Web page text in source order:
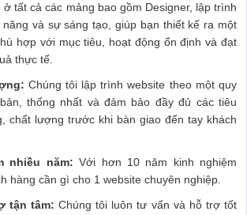
ở tất cả các mảng bao gồm Designer, lập trình
và sự sáng tạo, giúp bạn thiết kế ra một
hợp với mục tiêu, hoạt động ổn định và đạt
thực tế.
Chúng tôi lập trình website theo một quy
thống nhất và đảm bảo đầy đủ các tiêu
chất lượng trước khi bàn giao đến tay khách
nhiều năm: Với hơn 10 năm kinh nghiệm
hàng cần gì cho 1 website chuyên nghiệp.
tận tâm: Chúng tôi luôn tư vấn và hỗ trợ tốt